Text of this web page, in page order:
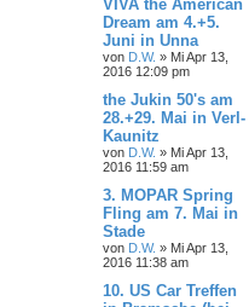
VIVA the American
Dream am 4.+5.
Juni in Unna
von D.W. » Mi Apr 13,
2016 12:09 pm
the Jukin 50's am
28.+29. Mai in Verl-
Kaunitz
von D.W. » Mi Apr 13,
2016 11:59 am
3. MOPAR Spring
Fling am 7. Mai in
Stade
von D.W. » Mi Apr 13,
2016 11:38 am
10. US Car Treffen